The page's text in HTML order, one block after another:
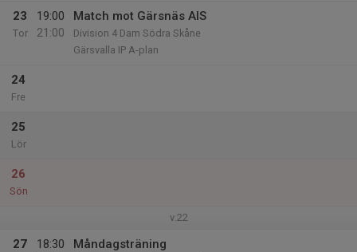
23
Tor
19:00
21:00
Match mot Gärsnäs AIS
Division 4 Dam Södra Skåne
Gärsvalla IP A-plan
24
Fre
25
Lör
26
Sön
v.22
27
18:30
Måndagsträning